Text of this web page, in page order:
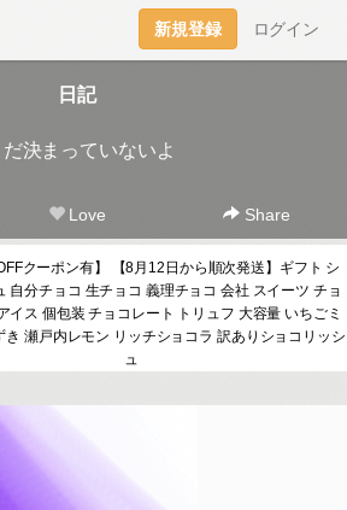
新規登録 ログイン
日記
決まっていないよ
Love Share
クーポン有】 【8月12日から順次発送】ギフト シ
自分チョコ 生チョコ 義理チョコ 会社 スイーツ チョ
イス 個包装 チョコレート トリュフ 大容量 いちごミ
き 瀬戸内レモン リッチショコラ 訳ありショコリッシ
ュ